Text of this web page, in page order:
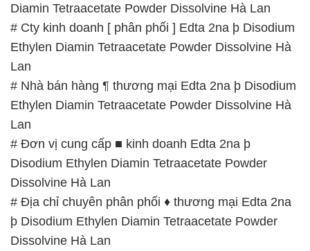
Diamin Tetraacetate Powder Dissolvine Hà Lan
# Cty kinh doanh [ phân phối ] Edta 2na þ Disodium
Ethylen Diamin Tetraacetate Powder Dissolvine Hà
Lan
# Nhà bán hàng ¶ thương mại Edta 2na þ Disodium
Ethylen Diamin Tetraacetate Powder Dissolvine Hà
Lan
# Đơn vị cung cấp ■ kinh doanh Edta 2na þ
Disodium Ethylen Diamin Tetraacetate Powder
Dissolvine Hà Lan
# Địa chỉ chuyên phân phối ♦ thương mại Edta 2na
þ Disodium Ethylen Diamin Tetraacetate Powder
Dissolvine Hà Lan